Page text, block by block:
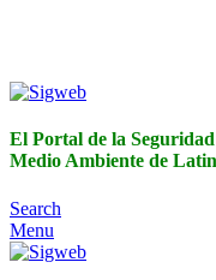
El Portal de la
Medio Ambiente de
Search
Menu